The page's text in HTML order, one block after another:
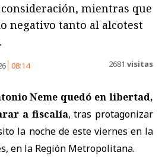
mientras que
negativo tanto al alcotest
08:14 2681 visitas
Neme quedó en libertad,
a fiscalía, tras protagonizar
la noche de este viernes en la
en la Región Metropolitana.